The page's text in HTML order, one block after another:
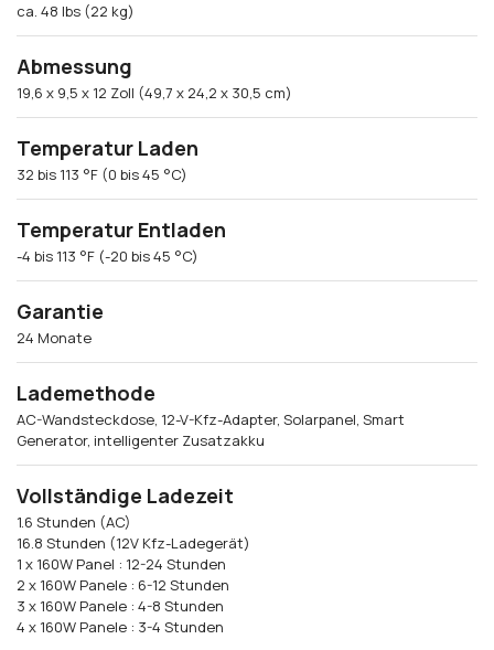
ca. 48 lbs (22 kg)
Abmessung
19,6 x 9,5 x 12 Zoll (49,7 x 24,2 x 30,5 cm)
Temperatur Laden
32 bis 113 °F (0 bis 45 °C)
Temperatur Entladen
-4 bis 113 °F (-20 bis 45 °C)
Garantie
24 Monate
Lademethode
AC-Wandsteckdose, 12-V-Kfz-Adapter, Solarpanel, Smart
Generator, intelligenter Zusatzakku
Vollständige Ladezeit
1.6 Stunden (AC)
16.8 Stunden (12V Kfz-Ladegerät)
1 x 160W Panel : 12-24 Stunden
2 x 160W Panele : 6-12 Stunden
3 x 160W Panele : 4-8 Stunden
4 x 160W Panele : 3-4 Stunden